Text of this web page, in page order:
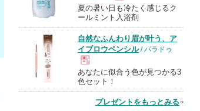
現
品
夏の暑い日も冷たく感じるク
ールミント入浴剤
自然なふんわり眉が叶う、ア
イブロウペンシル/ パラドゥ
現
あなたに似合う色が見つかる3
色セット！
プレゼントをもっとみる